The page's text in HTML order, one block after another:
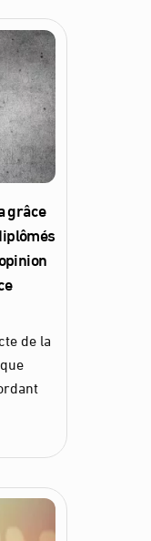
grâce
de la